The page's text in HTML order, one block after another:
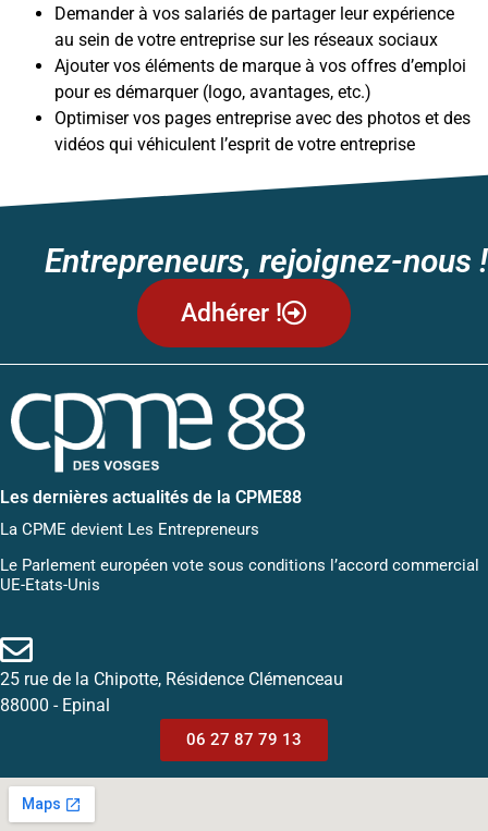
Demander à vos salariés de partager leur expérience
au sein de votre entreprise sur les réseaux sociaux
Ajouter vos éléments de marque à vos offres d’emploi
pour es démarquer (logo, avantages, etc.)
Optimiser vos pages entreprise avec des photos et des
vidéos qui véhiculent l’esprit de votre entreprise
Entrepreneurs, rejoignez-nous !
Adhérer !
Les dernières actualités de la CPME88
La CPME devient Les Entrepreneurs
Le Parlement européen vote sous conditions l’accord commercial
UE-Etats-Unis
25 rue de la Chipotte, Résidence Clémenceau
88000 - Epinal
06 27 87 79 13